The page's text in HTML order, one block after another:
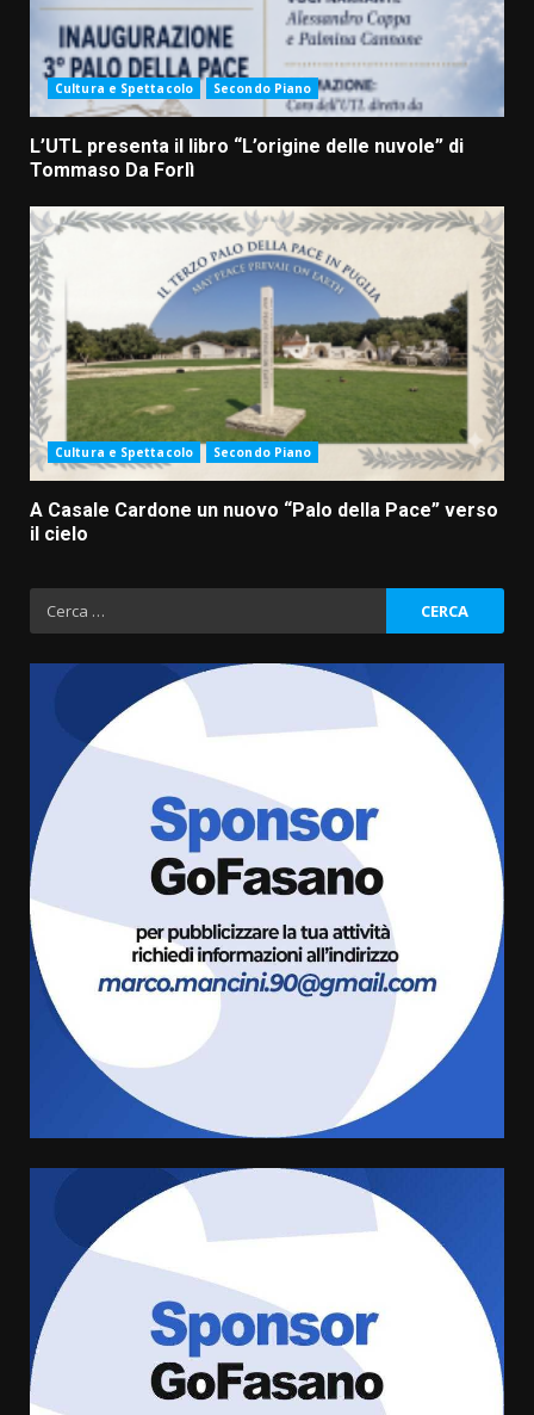
Cultura e Spettacolo Secondo Piano
L’UTL presenta il libro “L’origine delle nuvole” di
Tommaso Da Forlì
Cultura e Spettacolo Secondo Piano
A Casale Cardone un nuovo “Palo della Pace” verso
il cielo
Ricerca
per:
Grande successo per la “Sagra
del Pesce Spada” a Savelletri
9 Agosto 2026 07:32
Serie D, l’Us Fasano non molla e
conferma di voler ricorrere per
ottenere l’iscrizione
ufficialmente la Festa di
Savelletri
8 Agosto 2026 11:00
Savelletri in festa, domani sera
grande spettacolo con Uccio De
Santis
8 Agosto 2026 07:30